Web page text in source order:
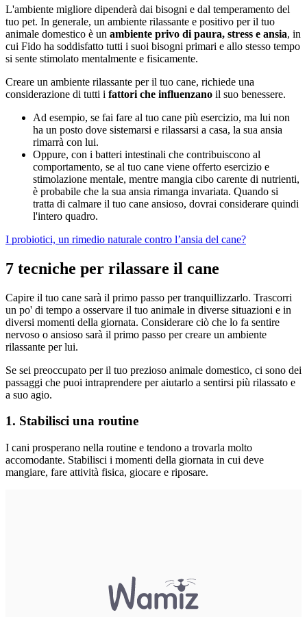
L'ambiente migliore dipenderà dai bisogni e dal temperamento del
tuo pet. In generale, un ambiente rilassante e positivo per il tuo
animale domestico è un ambiente privo di paura, stress e ansia, in
cui Fido ha soddisfatto tutti i suoi bisogni primari e allo stesso tempo
si sente stimolato mentalmente e fisicamente.
Creare un ambiente rilassante per il tuo cane, richiede una
considerazione di tutti i fattori che influenzano il suo benessere.
Ad esempio, se fai fare al tuo cane più esercizio, ma lui non
ha un posto dove sistemarsi e rilassarsi a casa, la sua ansia
rimarrà con lui.
Oppure, con i batteri intestinali che contribuiscono al
comportamento, se al tuo cane viene offerto esercizio e
stimolazione mentale, mentre mangia cibo carente di nutrienti,
è probabile che la sua ansia rimanga invariata. Quando si
tratta di calmare il tuo cane ansioso, dovrai considerare quindi
l'intero quadro.
I probiotici, un rimedio naturale contro l’ansia del cane?
7 tecniche per rilassare il cane
Capire il tuo cane sarà il primo passo per tranquillizzarlo. Trascorri
un po' di tempo a osservare il tuo animale in diverse situazioni e in
diversi momenti della giornata. Considerare ciò che lo fa sentire
nervoso o ansioso sarà il primo passo per creare un ambiente
rilassante per lui.
Se sei preoccupato per il tuo prezioso animale domestico, ci sono dei
passaggi che puoi intraprendere per aiutarlo a sentirsi più rilassato e
a suo agio.
1. Stabilisci una routine
I cani prosperano nella routine e tendono a trovarla molto
accomodante. Stabilisci i momenti della giornata in cui deve
mangiare, fare attività fisica, giocare e riposare.